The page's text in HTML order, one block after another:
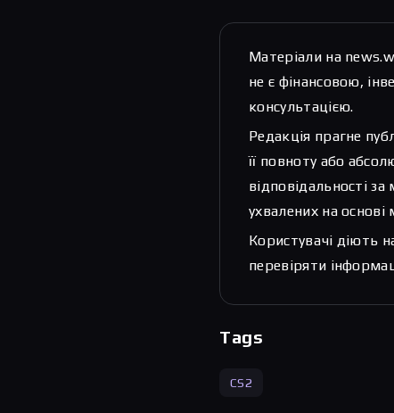
Матеріали на
не є фінансовою,
консультацією.
Редакція прагне
її повноту або
відповідальності
ухвалених на основі
Користувачі діють
перевіряти
Tags
CS2